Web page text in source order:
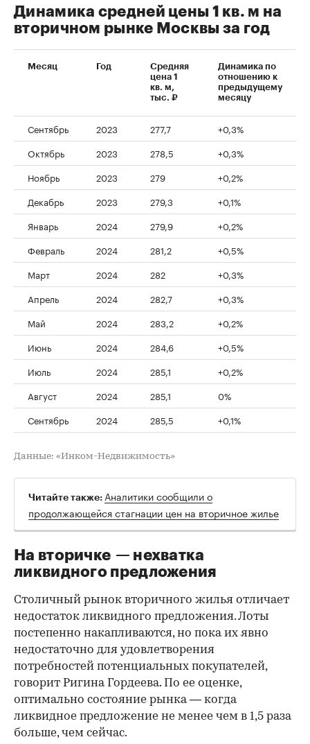
Динамика средней цены 1 кв. м на
вторичном рынке Москвы за год
Месяц Год
Средняя
цена 1
кв. м,
тыс. ₽
Динамика по
отношению к
предыдущему
месяцу
Сентябрь 2023 277,7
+0,3%
Октябрь
2023 278,5
+0,3%
Ноябрь
2023 279
+0,2%
Декабрь
2023 279,3
+0,1%
Январь
2024 279,9
+0,2%
Февраль
2024 281,2
+0,5%
Март
2024 282
+0,3%
Апрель
2024 282,7
+0,3%
Май
2024 283,2
+0,2%
Июнь
2024 284,6
+0,5%
Июль
2024 285,1
+0,2%
Август
2024 285,1
0%
Сентябрь
2024 285,5 +0,1%
Данные: «Инком-Недвижимость»
Читайте также: Аналитики сообщили о
продолжающейся стагнации цен на вторичное жилье
На вторичке — нехватка
ликвидного предложения
Столичный рынок вторичного жилья отличает
недостаток ликвидного предложения. Лоты
постепенно накапливаются, но пока их явно
недостаточно для удовлетворения
потребностей потенциальных покупателей,
говорит Ригина Гордеева. По ее оценке,
оптимально состояние рынка — когда
ликвидное предложение не менее чем в 1,5 раза
больше, чем сейчас.